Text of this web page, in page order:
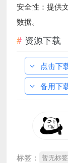
安全性：提供
数据。
资源下载
点击下
备用下
标签： 暂无标签